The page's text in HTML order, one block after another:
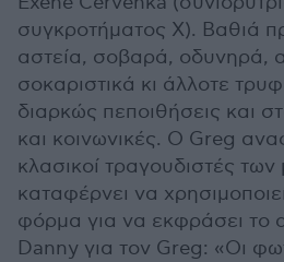
συγκροτήματος X). Bαθιά
αστεία, σοβαρά, οδυνηρά,
σοκαριστικά κι άλλοτε
διαρκώς πεποιθήσεις και
και κοινωνικές. Ο Greg
κλασικοί τραγουδιστές
καταφέρνει να
φόρμα για να εκφράσει το
Danny για τον Greg: «Οι